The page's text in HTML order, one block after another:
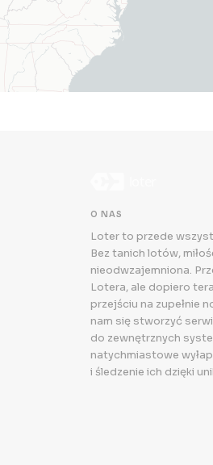
O NAS
Loter to przede
Bez tanich lotów,
nieodwzajemniona.
Lotera, ale dopiero
przejściu na zupełnie
nam się stworzyć
do zewnętrznych
natychmiastowe
i śledzenie ich dzięki